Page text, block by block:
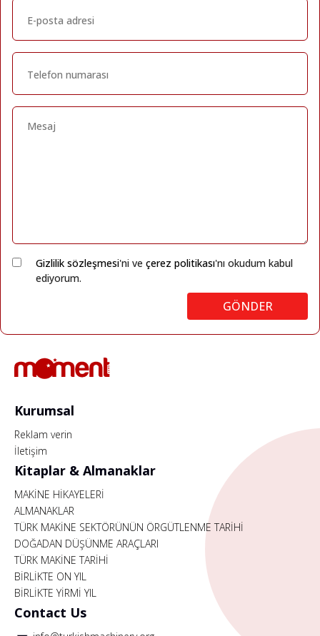
Gizlilik sözleşmesi'ni ve çerez politikası'nı okudum kabul
ediyorum.
GÖNDER
Kurumsal
Reklam verin
İletişim
Kitaplar & Almanaklar
MAKİNE HİKAYELERİ
ALMANAKLAR
TÜRK MAKİNE SEKTÖRÜNÜN ÖRGÜTLENME TARİHİ
DOĞADAN DÜŞÜNME ARAÇLARI
TÜRK MAKİNE TARİHİ
BİRLİKTE ON YIL
BİRLİKTE YİRMİ YIL
Contact Us